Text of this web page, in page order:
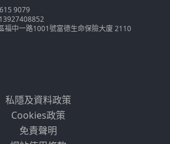
9079
福中一路1001號富德生命保險大廈 2110
私隱及資料政策
Cookies政策
免責聲明